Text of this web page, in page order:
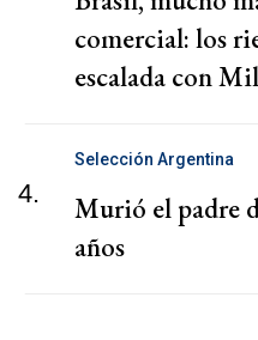
comercial: los
escalada con
4.
Selección Argentina
Murió el padre
años